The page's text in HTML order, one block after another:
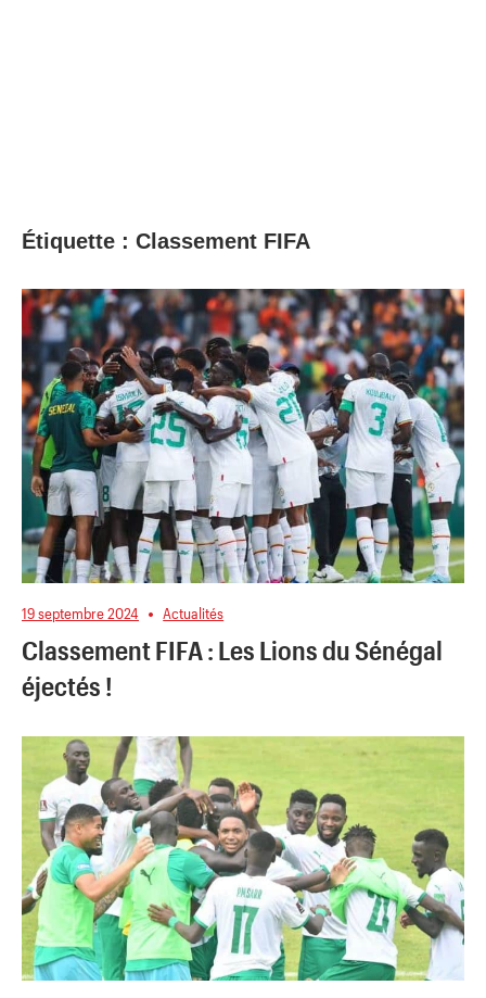
Étiquette : Classement FIFA
19 septembre 2024 Actualités
Classement FIFA : Les Lions du Sénégal
éjectés !